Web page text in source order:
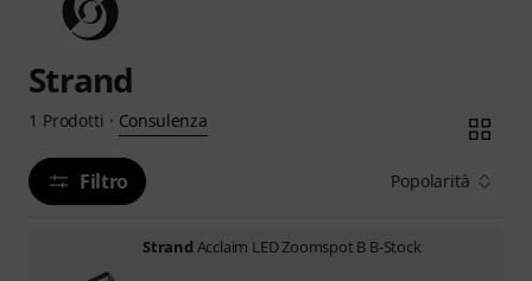
Strand
1 Prodotti · Consulenza
Filtro Popolarità
Strand Acclaim LED Zoomspot B B-Stock